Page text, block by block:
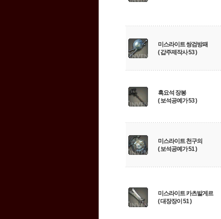
미스라이트 쌍검방패
( 갑주제작사 53 )
흑요석 장봉
( 보석공예가 53 )
미스라이트 천구의
( 보석공예가 51 )
미스라이트 카츠발게르
( 대장장이 51 )